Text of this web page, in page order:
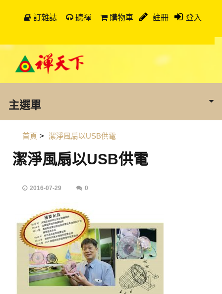
訂雜誌 聽禪 購物車 註冊 登入
主選單
首頁 > 潔淨風扇以USB供電
潔淨風扇以USB供電
2016-07-29 0